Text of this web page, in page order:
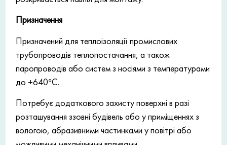
Призначення
Призначений для теплоізоляції промислових
трубопроводів теплопостачання, а також
паропроводів або систем з носіями з температурами
до +640°С.
Потребує додаткового захисту поверхні в разі
розташування ззовні будівель або у приміщеннях з
вологою, абразивними частинками у повітрі або